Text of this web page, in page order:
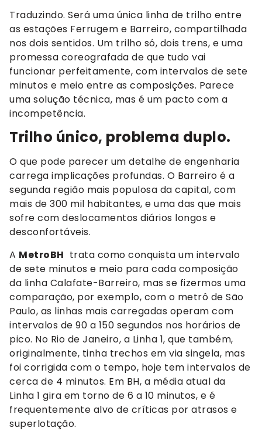
Traduzindo. Será uma única linha de trilho entre
as estações Ferrugem e Barreiro, compartilhada
nos dois sentidos. Um trilho só, dois trens, e uma
promessa coreografada de que tudo vai
funcionar perfeitamente, com intervalos de sete
minutos e meio entre as composições. Parece
uma solução técnica, mas é um pacto com a
incompetência.
Trilho único, problema duplo.
O que pode parecer um detalhe de engenharia
carrega implicações profundas. O Barreiro é a
segunda região mais populosa da capital, com
mais de 300 mil habitantes, e uma das que mais
sofre com deslocamentos diários longos e
desconfortáveis.
A MetroBH trata como conquista um intervalo
de sete minutos e meio para cada composição
da linha Calafate-Barreiro, mas se fizermos uma
comparação, por exemplo, com o metrô de São
Paulo, as linhas mais carregadas operam com
intervalos de 90 a 150 segundos nos horários de
pico. No Rio de Janeiro, a Linha 1, que também,
originalmente, tinha trechos em via singela, mas
foi corrigida com o tempo, hoje tem intervalos de
cerca de 4 minutos. Em BH, a média atual da
Linha 1 gira em torno de 6 a 10 minutos, e é
frequentemente alvo de críticas por atrasos e
superlotação.